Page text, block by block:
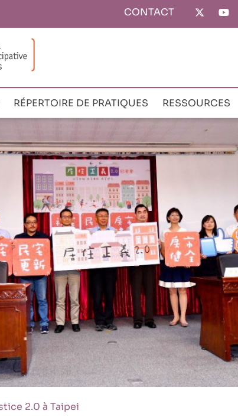
Top
CONTACT
RÉPERTOIRE DE PRATIQUES RESSOURCES
2.0 à Taipei